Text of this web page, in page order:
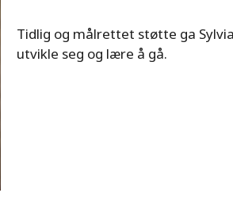
Meta
description
Tidlig og målrettet støtte ga
utvikle seg og lære å gå.